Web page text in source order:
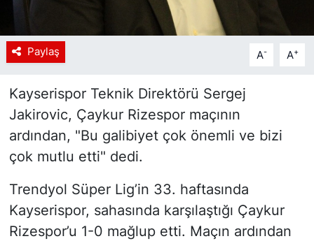
Paylaş A- A+
Kayserispor Teknik Direktörü Sergej
Jakirovic, Çaykur Rizespor maçının
ardından, "Bu galibiyet çok önemli ve bizi
çok mutlu etti" dedi.
Trendyol Süper Lig’in 33. haftasında
Kayserispor, sahasında karşılaştığı Çaykur
Rizespor’u 1-0 mağlup etti. Maçın ardından